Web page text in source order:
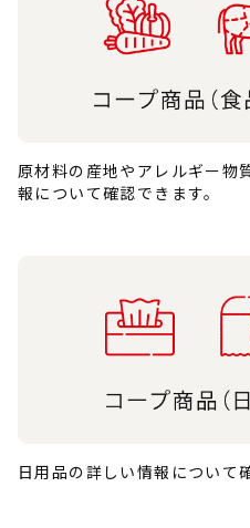
原材料の産地やアレルギー物
報について確認できます。
日用品の詳しい情報について